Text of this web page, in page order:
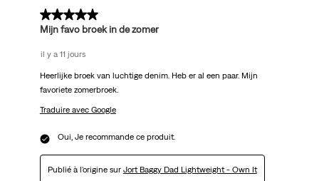
5 sur 5 étoiles.
Mijn favo broek in de zomer
il y a 11 jours
Heerlijke broek van luchtige denim. Heb er al een paar. Mijn
favoriete zomerbroek.
Traduire avec Google
Oui, Je recommande ce produit.
Publié à l'origine sur Jort Baggy Dad Lightweight - Own It